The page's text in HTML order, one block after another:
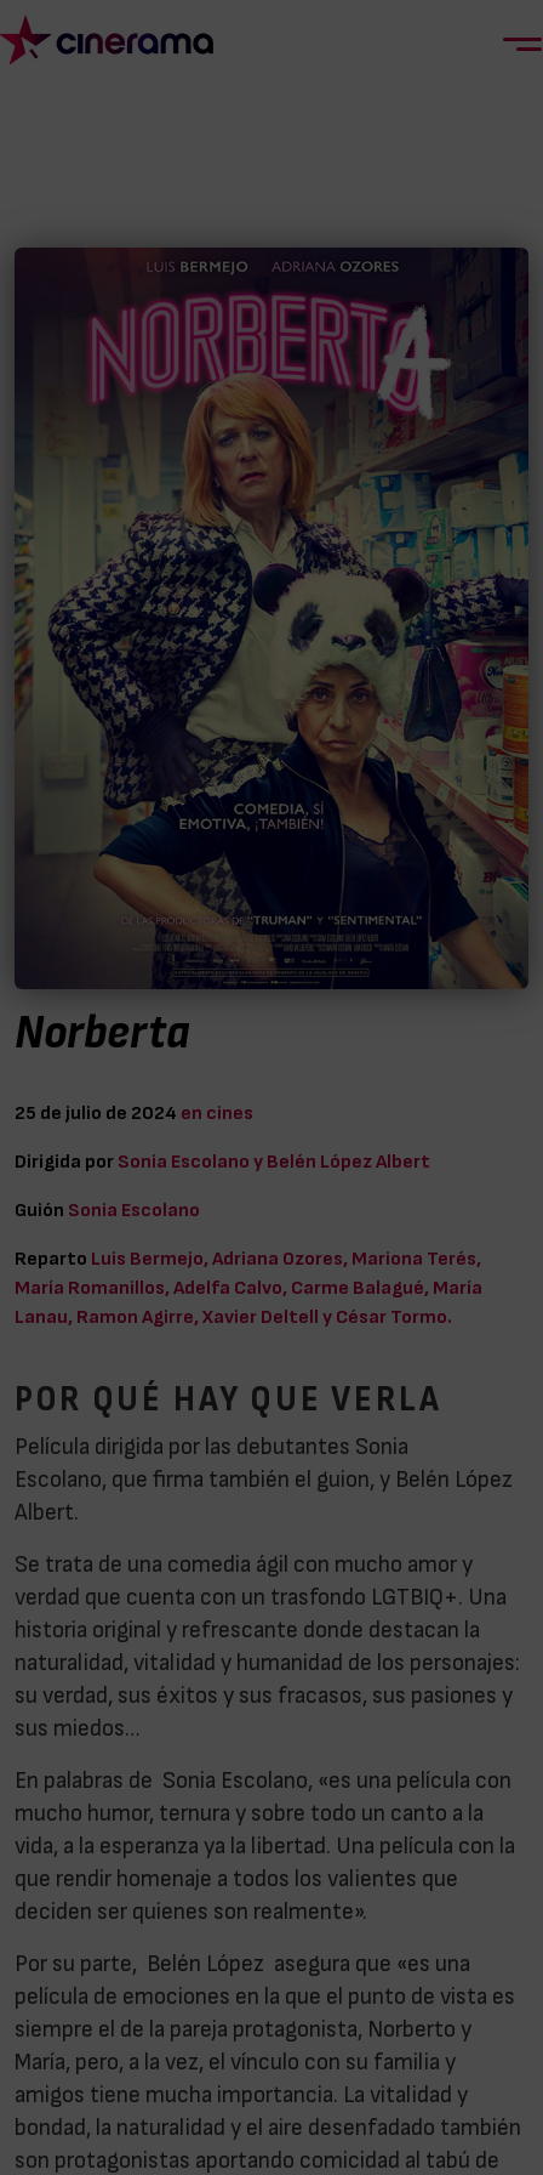
Norberta
25 de julio de 2024 en cines
Dirigida por Sonia Escolano y Belén López Albert
Guión Sonia Escolano
Reparto Luis Bermejo, Adriana Ozores, Mariona Terés,
María Romanillos, Adelfa Calvo, Carme Balagué, María
Lanau, Ramon Agirre, Xavier Deltell y César Tormo.
POR QUÉ HAY QUE VERLA
Película dirigida por las debutantes Sonia
Escolano, que firma también el guion, y Belén López
Albert.
Se trata de una comedia ágil con mucho amor y
verdad que cuenta con un trasfondo LGTBIQ+. Una
historia original y refrescante donde destacan la
naturalidad, vitalidad y humanidad de los personajes:
su verdad, sus éxitos y sus fracasos, sus pasiones y
sus miedos…
En palabras de Sonia Escolano, «es una película con
mucho humor, ternura y sobre todo un canto a la
vida, a la esperanza ya la libertad. Una película con la
que rendir homenaje a todos los valientes que
deciden ser quienes son realmente».
Por su parte, Belén López asegura que «es una
película de emociones en la que el punto de vista es
siempre el de la pareja protagonista, Norberto y
María, pero, a la vez, el vínculo con su familia y
amigos tiene mucha importancia. La vitalidad y
bondad, la naturalidad y el aire desenfadado también
son protagonistas aportando comicidad al tabú de